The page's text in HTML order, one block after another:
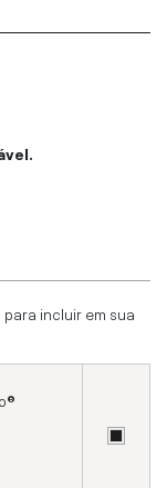
incluir em sua